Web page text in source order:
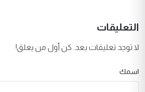
التعليقات
لا توجد تعليقات بعد. كن أول من يعلق!
اسمك